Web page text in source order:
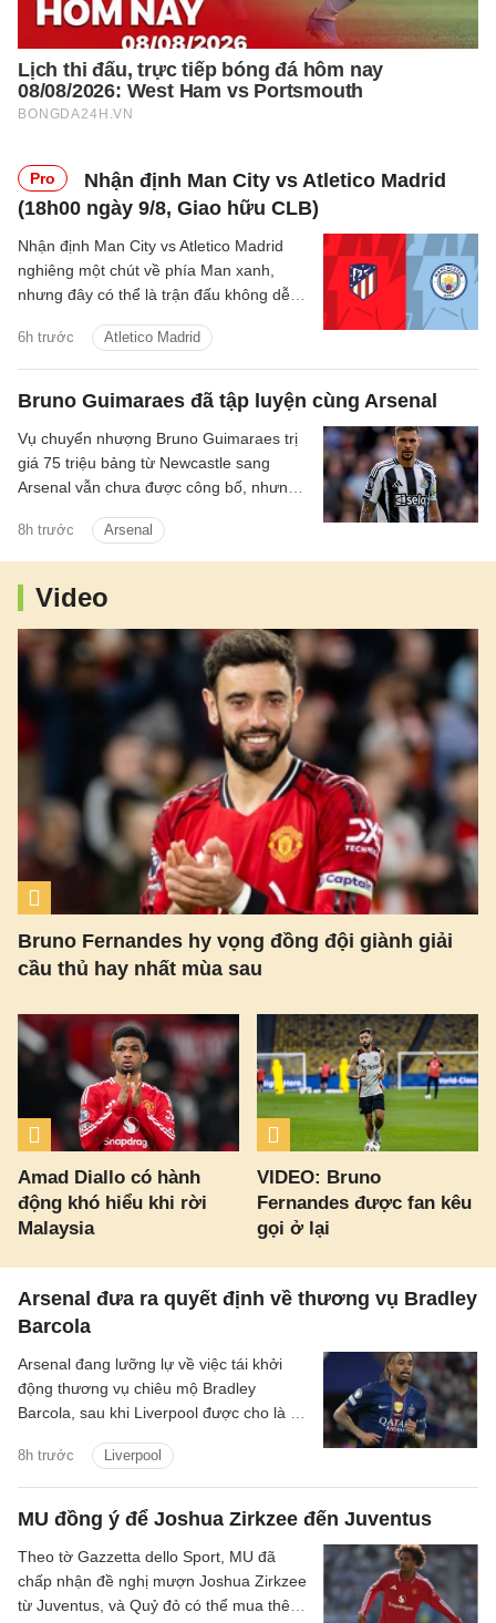
Pro
Nhận định Man City vs Atletico Madrid
(18h00 ngày 9/8, Giao hữu CLB)
6h trước Atletico Madrid
Nhận định Man City vs Atletico Madrid
nghiêng một chút về phía Man xanh,
nhưng đây có thể là trận đấu không dễ
Bruno Guimaraes đã tập luyện cùng Arsenal
8h trước Arsenal
Vụ chuyển nhượng Bruno Guimaraes trị
giá 75 triệu bảng từ Newcastle sang
Arsenal vẫn chưa được công bố, nhưng
Video
Bruno Fernandes hy vọng đồng đội giành giải
cầu thủ hay nhất mùa sau
Amad Diallo có hành
động khó hiểu khi rời
Malaysia
VIDEO: Bruno
Fernandes được fan kêu
gọi ở lại
Arsenal đưa ra quyết định về thương vụ Bradley
Barcola
8h trước Liverpool
Arsenal đang lưỡng lự về việc tái khởi
động thương vụ chiêu mộ Bradley
Barcola, sau khi Liverpool được cho là đã
MU đồng ý để Joshua Zirkzee đến Juventus
Theo tờ Gazzetta dello Sport, MU đã
chấp nhận đề nghị mượn Joshua Zirkzee
từ Juventus, và Quỷ đỏ có thể mua thêm